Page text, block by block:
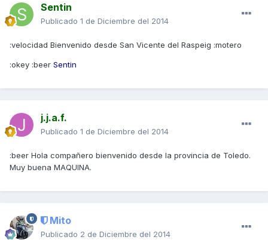
Sentin
Publicado 1 de Diciembre del 2014
:velocidad Bienvenido desde San Vicente del Raspeig :motero
:okey :beer Sentin
j.j.a.f.
Publicado 1 de Diciembre del 2014
:beer Hola compañero bienvenido desde la provincia de Toledo.
Muy buena MAQUINA.
Mito
Publicado 2 de Diciembre del 2014